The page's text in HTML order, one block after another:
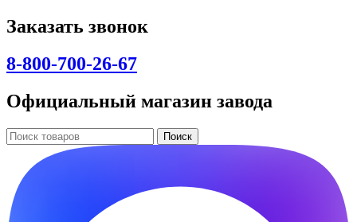
Заказать звонок
8-800-700-26-67
Официальный магазин завода
Поиск